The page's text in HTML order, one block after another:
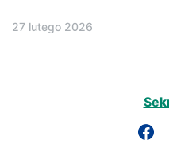
27 lutego 2026